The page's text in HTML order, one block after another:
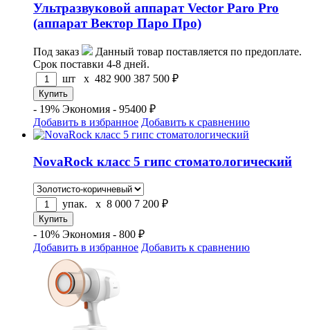
Ультразвуковой аппарат Vector Paro Pro
(аппарат Вектор Паро Про)
Под заказ
Данный товар поставляется по предоплате.
Срок поставки 4-8 дней.
шт x 482 900 387 500 ₽
- 19% Экономия - 95400 ₽
Добавить в избранное Добавить к сравнению
NovaRock класс 5 гипс стоматологический
упак. x 8 000 7 200 ₽
- 10% Экономия - 800 ₽
Добавить в избранное Добавить к сравнению